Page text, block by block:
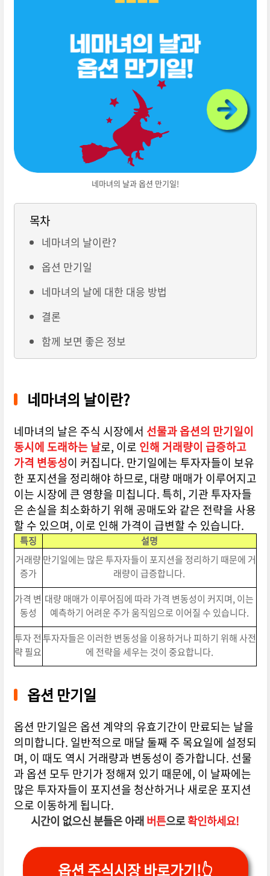
네마녀의 날과 옵션 만기일!
목차
네마녀의 날이란?
옵션 만기일
네마녀의 날에 대한 대응 방법
결론
함께 보면 좋은 정보
네마녀의 날이란?
네마녀의 날은 주식 시장에서 선물과 옵션의 만기일이
동시에 도래하는 날로, 이로 인해 거래량이 급증하고
가격 변동성이 커집니다. 만기일에는 투자자들이 보유
한 포지션을 정리해야 하므로, 대량 매매가 이루어지고
이는 시장에 큰 영향을 미칩니다. 특히, 기관 투자자들
은 손실을 최소화하기 위해 공매도와 같은 전략을 사용
할 수 있으며, 이로 인해 가격이 급변할 수 있습니다.
특징
설명
거래량
증가
만기일에는 많은 투자자들이 포지션을 정리하기 때문에 거
래량이 급증합니다.
가격 변
동성
대량 매매가 이루어짐에 따라 가격 변동성이 커지며, 이는
예측하기 어려운 주가 움직임으로 이어질 수 있습니다.
투자 전
략 필요
투자자들은 이러한 변동성을 이용하거나 피하기 위해 사전
에 전략을 세우는 것이 중요합니다.
옵션 만기일
옵션 만기일은 옵션 계약의 유효기간이 만료되는 날을
의미합니다. 일반적으로 매달 둘째 주 목요일에 설정되
며, 이 때도 역시 거래량과 변동성이 증가합니다. 선물
과 옵션 모두 만기가 정해져 있기 때문에, 이 날짜에는
많은 투자자들이 포지션을 청산하거나 새로운 포지션
으로 이동하게 됩니다.
시간이 없으신 분들은 아래버튼으로확인하세요!
옵션 주식시장 바로가기!👆